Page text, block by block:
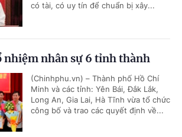
có tài, có uy tín để chuẩn bị xây...
nhiệm nhân sự 6 tỉnh thành
(Chinhphu.vn) – Thành phố Hồ Chí
Minh và các tỉnh: Yên Bái, Đắk Lắk,
Long An, Gia Lai, Hà Tĩnh vừa tổ chức
công bố và trao các quyết định về...